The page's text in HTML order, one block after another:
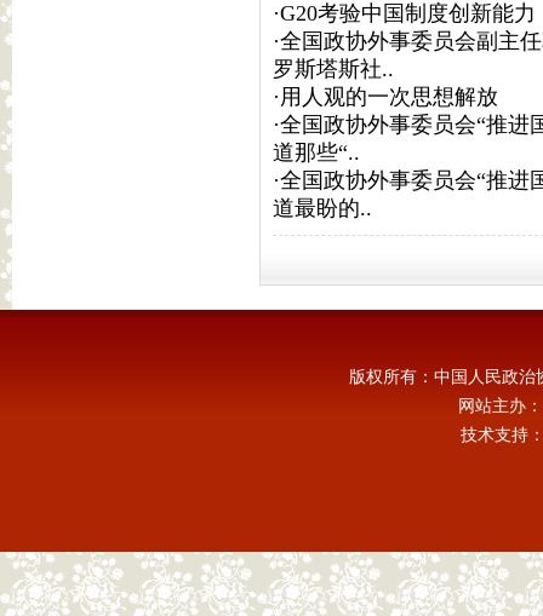
·G20考验中国制度创新能力
·全国政协外事委员会副主
罗斯塔斯社..
·用人观的一次思想解放
·全国政协外事委员会“推进
道那些“..
·全国政协外事委员会“推进
道最盼的..
版权所有：中国人民政
网站主办
技术支持